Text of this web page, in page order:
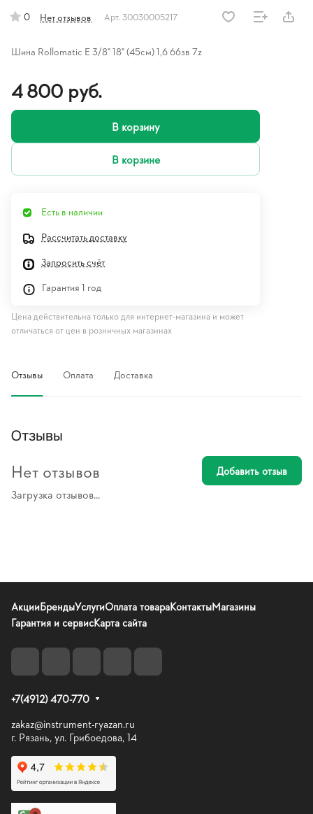
0 Нет отзывов Арт. 30030005217
Шина Rollomatic E 3/8" 18" (45см) 1,6 66зв 7z
4 800 руб.
В корзину
В корзине
Есть в наличии
Рассчитать доставку
Запросить счёт
Гарантия 1 год
Цена действительна только для интернет-магазина и может
отличаться от цен в розничных магазинах
Отзывы Оплата Доставка
Отзывы
Загрузка отзывов...
Нет отзывов Добавить отзыв
АкцииБрендыУслугиОплата товараКонтактыМагазины
Гарантия и сервисКарта сайта
+7(4912) 470-770
zakaz@instrument-ryazan.ru
г. Рязань, ул. Грибоедова, 14